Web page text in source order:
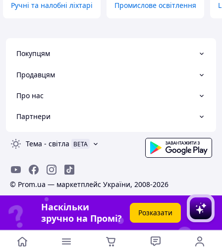
Ручні та налобні ліхтарі Промислове освітлення
Покупцям
Продавцям
Про нас
Партнери
Тема - світла BETA
© Prom.ua — маркетплейс України, 2008-2026
Наскільки
зручно на Промі?
Розказати